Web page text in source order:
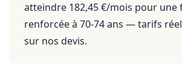
atteindre 182,45 €/mois pour une
renforcée à 70-74 ans — tarifs
sur nos devis.